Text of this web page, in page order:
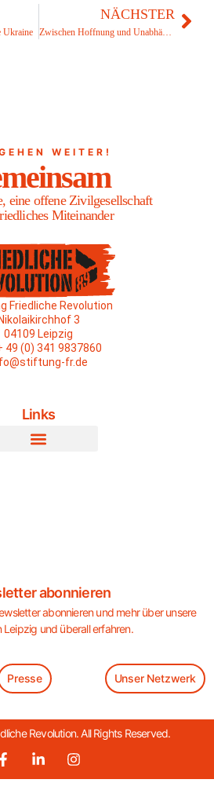
Ukraine
NÄCHSTER
Zwischen Hoffnung und Unabhängigkeit
WEITER!
eine offene Zivilgesellschaft
Miteinander
Friedliche Revolution
Nikolaikirchhof 3
04109 Leipzig
49 (0) 341 9837860
fr.de
Links
abonnieren
abonnieren und mehr über unsere
Leipzig und überall erfahren.
Presse Unser Netzwerk
Revolution. All Rights Reserved.